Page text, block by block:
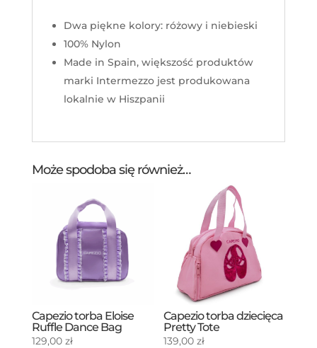
Dwa piękne kolory: różowy i niebieski
100% Nylon
Made in Spain, większość produktów
marki Intermezzo jest produkowana
lokalnie w Hiszpanii
Może spodoba się również…
Capezio torba Eloise
Ruffle Dance Bag
129,00 zł
Capezio torba dziecięca
Pretty Tote
139,00zł